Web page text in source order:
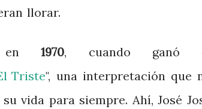
llorar.
en1970, cuando ganó
Triste", una interpretación que
vida para siempre. Ahí, José